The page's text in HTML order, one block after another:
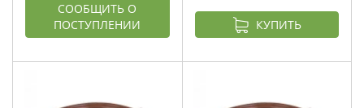
СООБЩИТЬ О
ПОСТУПЛЕНИИ
КУПИТЬ